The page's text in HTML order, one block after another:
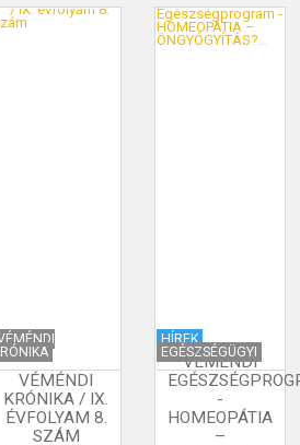
VÉMÉNDI
KRÓNIKA / IX.
ÉVFOLYAM 8.
SZÁM
HÍREK
EGÉSZSÉGÜGYI
VÉMÉNDI
-
HOMEOPÁTIA
–